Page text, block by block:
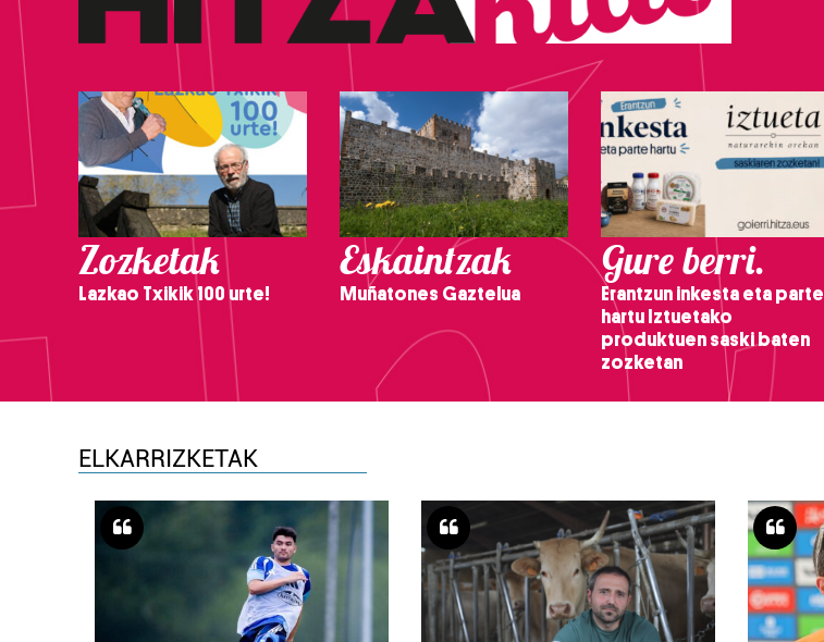
Zozketak
Lazkao Txikik 100 urte!
Eskaintzak
Muñatones Gaztelua
Gure berri.
Erantzun inkesta eta parte
hartu Iztuetako
produktuen saski baten
zozketan
ELKARRIZKETAK